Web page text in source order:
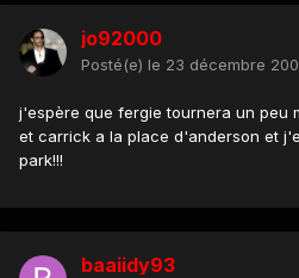
jo92000
Posté(e) le 23 décembre
j'espère que fergie tournera un peu
et carrick a la place d'anderson et
park!!!
baaiidy93